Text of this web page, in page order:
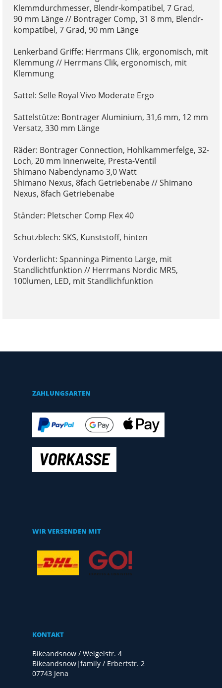
Klemmdurchmesser, Blendr-kompatibel, 7 Grad,
90 mm Länge // Bontrager Comp, 31 8 mm, Blendr-
kompatibel, 7 Grad, 90 mm Länge
Lenkerband Griffe: Herrmans Clik, ergonomisch, mit
Klemmung // Herrmans Clik, ergonomisch, mit
Klemmung
Sattel: Selle Royal Vivo Moderate Ergo
Sattelstütze: Bontrager Aluminium, 31,6 mm, 12 mm
Versatz, 330 mm Länge
Räder: Bontrager Connection, Hohlkammerfelge, 32-
Loch, 20 mm Innenweite, Presta-Ventil
Shimano Nabendynamo 3,0 Watt
Shimano Nexus, 8fach Getriebenabe // Shimano
Nexus, 8fach Getriebenabe
Ständer: Pletscher Comp Flex 40
Schutzblech: SKS, Kunststoff, hinten
Vorderlicht: Spanninga Pimento Large, mit
Standlichtfunktion // Herrmans Nordic MR5,
100lumen, LED, mit Standlichfunktion
ZAHLUNGSARTEN
WIR VERSENDEN MIT
KONTAKT
Bikeandsnow / Weigelstr. 4
Bikeandsnow|family / Erbertstr. 2
07743 Jena